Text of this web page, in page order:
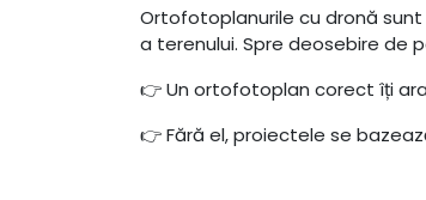
Ortofotoplanurile cu dronă
a terenului. Spre deosebire de
👉 Un ortofotoplan corect îți
👉 Fără el, proiectele se